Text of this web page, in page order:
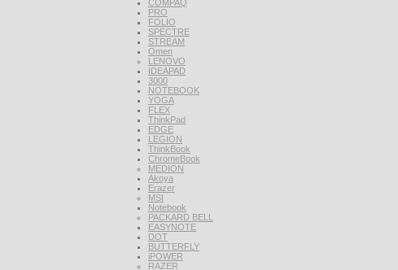
COMPAQ
PRO
FOLIO
SPECTRE
STREAM
Omen
LENOVO
IDEAPAD
3000
NOTEBOOK
YOGA
FLEX
ThinkPad
EDGE
LEGION
ThinkBook
ChromeBook
MEDION
Akoya
Erazer
MSI
Notebook
PACKARD BELL
EASYNOTE
DOT
BUTTERFLY
iPOWER
RAZER